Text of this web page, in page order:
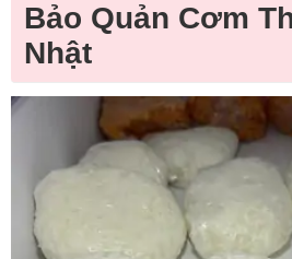
Bảo Quản Cơm
Nhật